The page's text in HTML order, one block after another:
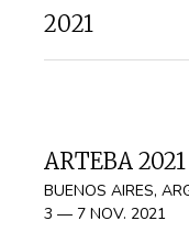
2021
ARTEBA 2021
BUENOS AIRES,
3 — 7 NOV. 2021